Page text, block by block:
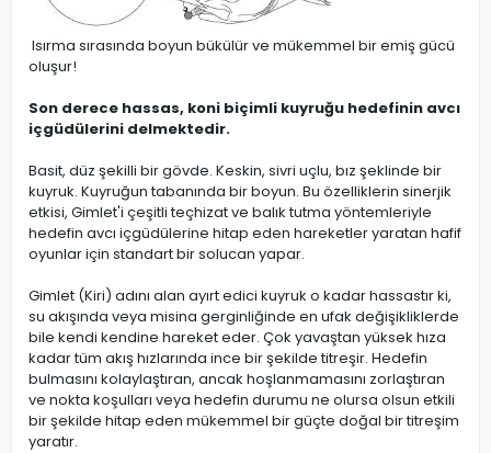
Isırma sırasında boyun bükülür ve mükemmel bir emiş gücü
oluşur!
Son derece hassas, koni biçimli kuyruğu hedefinin avcı
içgüdülerini delmektedir.
Basit, düz şekilli bir gövde. Keskin, sivri uçlu, bız şeklinde bir
kuyruk. Kuyruğun tabanında bir boyun. Bu özelliklerin sinerjik
etkisi, Gimlet'i çeşitli teçhizat ve balık tutma yöntemleriyle
hedefin avcı içgüdülerine hitap eden hareketler yaratan hafif
oyunlar için standart bir solucan yapar.
Gimlet (Kiri) adını alan ayırt edici kuyruk o kadar hassastır ki,
su akışında veya misina gerginliğinde en ufak değişikliklerde
bile kendi kendine hareket eder. Çok yavaştan yüksek hıza
kadar tüm akış hızlarında ince bir şekilde titreşir. Hedefin
bulmasını kolaylaştıran, ancak hoşlanmamasını zorlaştıran
ve nokta koşulları veya hedefin durumu ne olursa olsun etkili
bir şekilde hitap eden mükemmel bir güçte doğal bir titreşim
yaratır.